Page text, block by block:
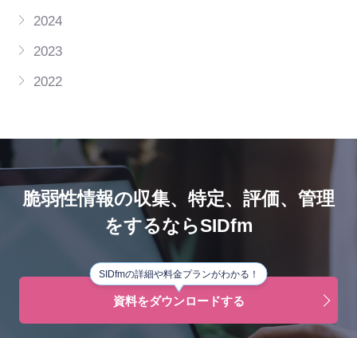
2024
2023
2022
脆弱性情報の収集、特定、評価、管理
をするならSIDfm
SIDfmの詳細や料金プランがわかる！
資料をダウンロードする